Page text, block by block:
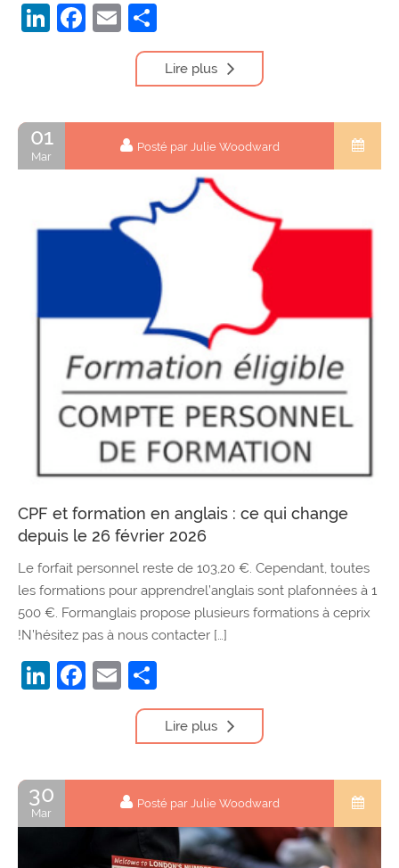
LinkedIn
Facebook
Email
Lire plus
01
Mar
Posté par Julie Woodward
CPF et formation en anglais : ce qui change
depuis le 26 février 2026
Le forfait personnel reste de 103,20 €. Cependant, toutes
les formations pour apprendrel’anglais sont plafonnées à 1
500 €. Formanglais propose plusieurs formations à ceprix
!N’hésitez pas à nous contacter […]
LinkedIn
Facebook
Email
Lire plus
30
Mar
Posté par Julie Woodward